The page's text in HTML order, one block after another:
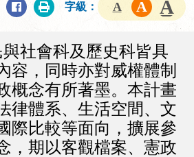
字級：
與社會科及歷史科皆具
容，同時亦對威權體制
概念有所著墨。本計畫
律體系、生活空間、文
際比較等面向，擴展參
，期以客觀檔案、憲政